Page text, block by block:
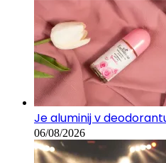
Je aluminij v
06/08/2026